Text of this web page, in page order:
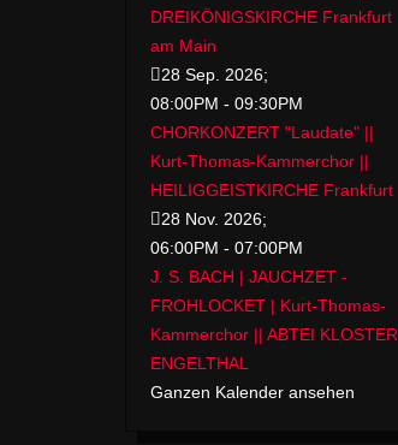
DREIKÖNIGSKIRCHE Frankfurt
am Main
28 Sep. 2026;
08:00PM - 09:30PM
CHORKONZERT "Laudate" ||
Kurt-Thomas-Kammerchor ||
HEILIGGEISTKIRCHE Frankfurt
28 Nov. 2026;
06:00PM - 07:00PM
J. S. BACH | JAUCHZET -
FROHLOCKET | Kurt-Thomas-
Kammerchor || ABTEI KLOSTER
ENGELTHAL
Ganzen Kalender ansehen